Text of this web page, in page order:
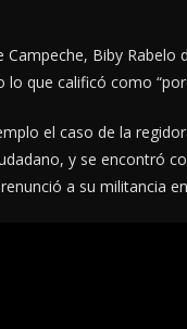
Campeche, Biby
lo que calificó como
el caso de la
y se encontró
a su militancia